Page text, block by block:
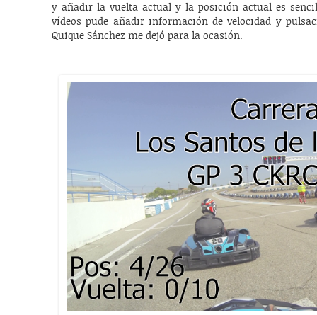
y añadir la vuelta actual y la posición actual es
vídeos pude añadir información de velocidad y
Quique Sánchez me dejó para la ocasión.